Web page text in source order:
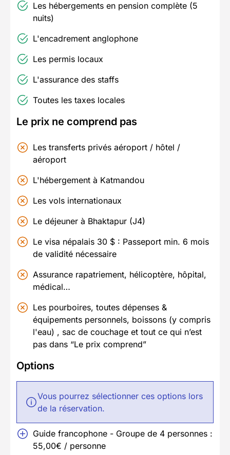
Les hébergements en pension complète (5
nuits)
L'encadrement anglophone
Les permis locaux
L'assurance des staffs
Toutes les taxes locales
Le prix ne comprend pas
Les transferts privés aéroport / hôtel /
aéroport
L'hébergement à Katmandou
Les vols internationaux
Le déjeuner à Bhaktapur (J4)
Le visa népalais 30 $ : Passeport min. 6 mois
de validité nécessaire
Assurance rapatriement, hélicoptère, hôpital,
médical…
Les pourboires, toutes dépenses &
équipements personnels, boissons (y compris
l'eau) , sac de couchage et tout ce qui n’est
pas dans “Le prix comprend”
Options
Vous pourrez sélectionner ces options lors
de la réservation.
Guide francophone - Groupe de 4 personnes :
55,00€ / personne